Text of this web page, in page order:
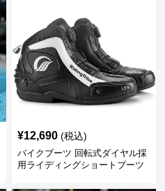
¥12,690 (税込)
バイクブーツ 回転式ダイヤル採
用ライディングショートブーツ